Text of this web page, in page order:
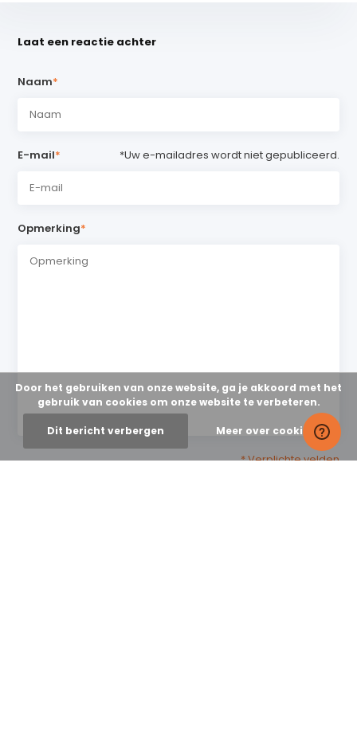
Laat een reactie achter
Naam*
E-mail* *Uw e-mailadres wordt niet gepubliceerd.
Opmerking*
* Verplichte velden
Door het gebruiken van onze website, ga je akkoord met het
gebruik van cookies om onze website te verbeteren.
Dit bericht verbergen Meer over cookies »